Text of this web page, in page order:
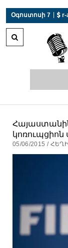
Օգոստոսի 7  r-
Հայաստանին
կոռուպցիոն
05/06/2015 /